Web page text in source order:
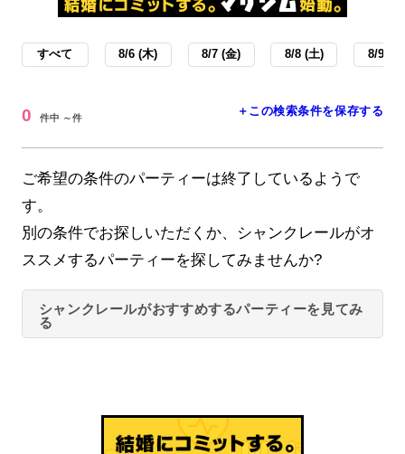
すべて 8/6 (木) 8/7 (金) 8/8 (土) 8/9 (日
0 件中 ～件 ＋この検索条件を保存する
ご希望の条件のパーティーは終了しているようで
す。
別の条件でお探しいただくか、シャンクレールがオ
ススメするパーティーを探してみませんか?
シャンクレールがおすすめするパーティーを見てみ
る